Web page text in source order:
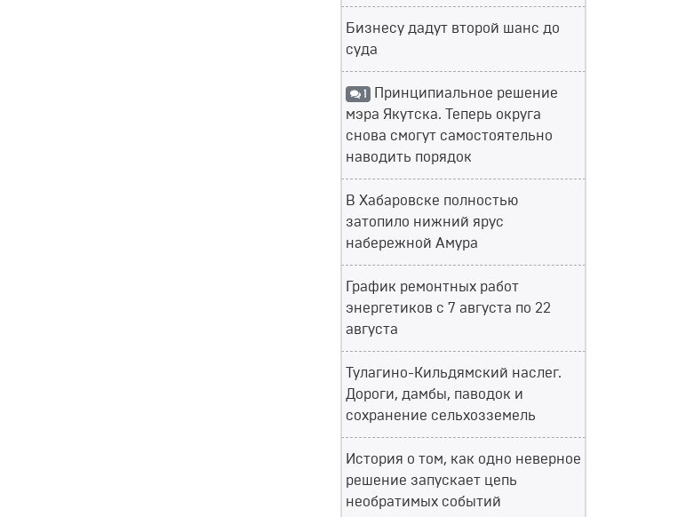
Бизнесу дадут второй шанс до
суда
1 Принципиальное решение
мэра Якутска. Теперь округа
снова смогут самостоятельно
наводить порядок
В Хабаровске полностью
затопило нижний ярус
набережной Амура
График ремонтных работ
энергетиков с 7 августа по 22
августа
Тулагино-Кильдямский наслег.
Дороги, дамбы, паводок и
сохранение сельхозземель
История о том, как одно неверное
решение запускает цепь
необратимых событий